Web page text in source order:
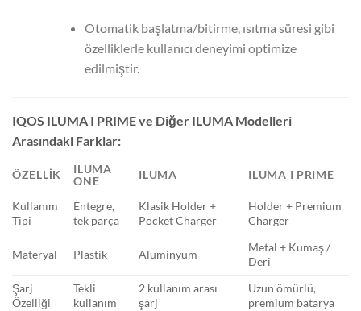
Otomatik başlatma/bitirme, ısıtma süresi gibi
özelliklerle kullanıcı deneyimi optimize
edilmiştir.
IQOS ILUMA I PRIME ve Diğer ILUMA Modelleri
Arasındaki Farklar:
ÖZELLIK
ILUMA
ONE
ILUMA ILUMA I PRIME
Kullanım
Tipi
Entegre,
tek parça
Klasik Holder +
Pocket Charger
Holder + Premium
Charger
Materyal Plastik Alüminyum
Metal + Kumaş /
Deri
Şarj
Özelliği
Tekli
kullanım
2 kullanım arası
şarj
Uzun ömürlü,
premium batarya